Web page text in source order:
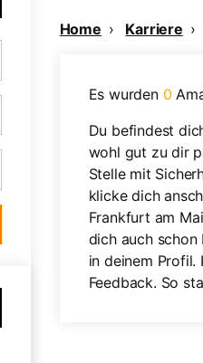
Home Karriere
Es wurden 0
Du befindest
wohl gut zu dir
Stelle mit
klicke dich
Frankfurt am
dich auch schon
in deinem Profil.
Feedback. So